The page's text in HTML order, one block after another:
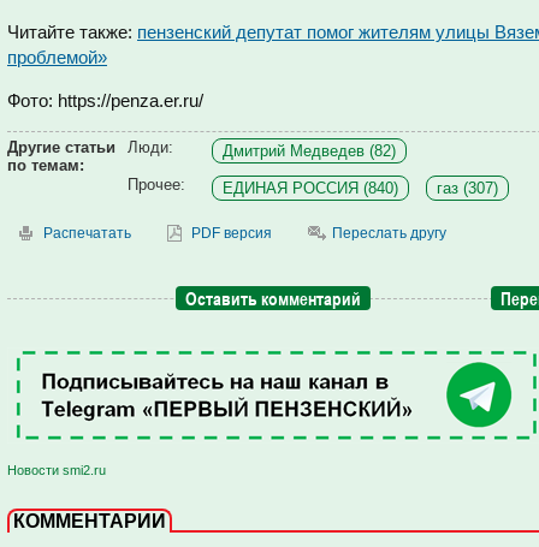
Читайте также: пензенский депутат помог жителям улицы
проблемой»
Фото: https://penza.er.ru/
Другие статьи
по темам:
Люди:
Дмитрий Медведев (82)
Прочее:
ЕДИНАЯ РОССИЯ (840) газ (307)
Распечатать PDF версия Переслать другу
Оставить комментарий
Новости smi2.ru
КОММЕНТАРИИ